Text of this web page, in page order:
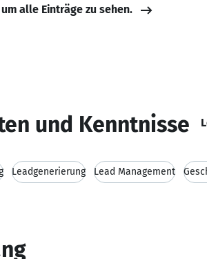
alle Einträge zu sehen.
und Kenntnisse
Leadgenerierung Lead Management